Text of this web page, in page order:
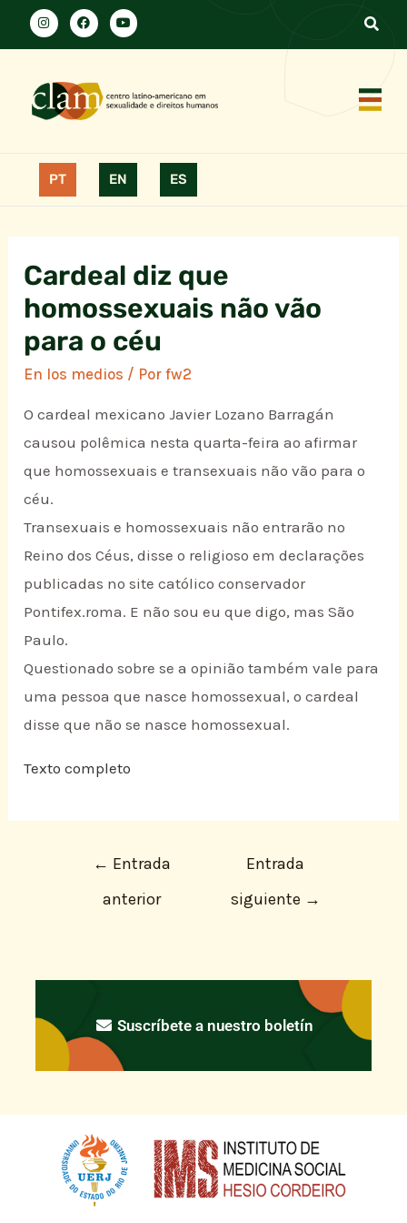
PT EN ES
Cardeal diz que
homossexuais não vão
para o céu
En los medios / Porfw2
O cardeal mexicano Javier Lozano Barragán
causou polêmica nesta quarta-feira ao afirmar
que homossexuais e transexuais não vão para o
céu.
Transexuais e homossexuais não entrarão no
Reino dos Céus, disse o religioso em declarações
publicadas no site católico conservador
Pontifex.roma. E não sou eu que digo, mas São
Paulo.
Questionado sobre se a opinião também vale para
uma pessoa que nasce homossexual, o cardeal
disse que não se nasce homossexual.
Texto completo
← Entrada
anterior
Entrada
siguiente →
Suscríbete a nuestro boletín